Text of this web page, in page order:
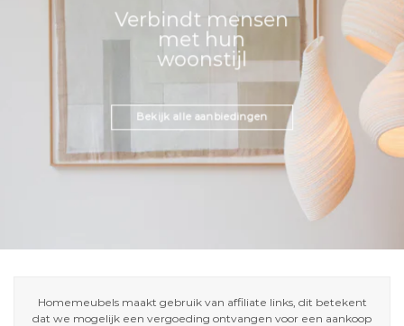
Verbindt mensen
met hun
woonstijl
Bekijk alle aanbiedingen
Homemeubels maakt gebruik van affiliate links, dit betekent
dat we mogelijk een vergoeding ontvangen voor een aankoop